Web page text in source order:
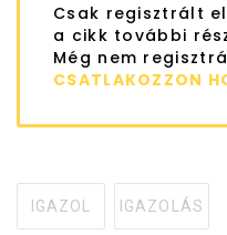
Csak regisztrált
a cikk további
Még nem
CSATLAKOZZON
Tagged
IGAZOL IGAZOLÁS